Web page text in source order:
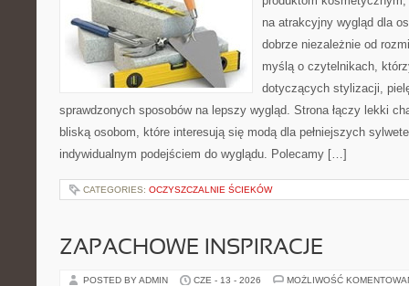
na atrakcyjny wygląd dla
dobrze niezależnie od
myślą o czytelnikach,
dotyczących stylizacji,
sprawdzonych sposobów na lepszy wygląd. Strona łączy lekki
bliską osobom, które interesują się modą dla pełniejszych
indywidualnym podejściem do wyglądu. Polecamy […]
CATEGORIES: OCZYSZCZALNIE ŚCIEKÓW
ZAPACHOWE INSPIRACJE
POSTED BY ADMIN CZE - 13 - 2026 MOŻLIWOŚĆ